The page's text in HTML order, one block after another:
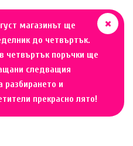
магазинът ще
до четвъртък.
четвъртък поръчки ще
следващия
разбирането и
прекрасно лято!